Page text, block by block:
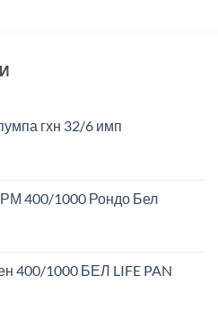
гхн 32/6 имп
400/1000 Рондо Бел
400/1000 БЕЛ LIFE PAN